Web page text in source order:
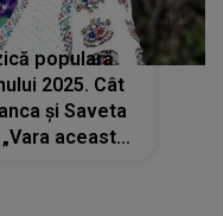
populară
2025. Cât
și Saveta
aceasta